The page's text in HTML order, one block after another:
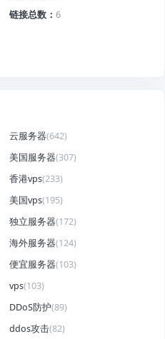
链接总数
6
云服务器(642)
美国服务器(307)
香港vps(233)
美国vps(195)
独立服务器(172)
海外服务器(124)
便宜服务器(103)
vps(103)
DDoS防护(89)
ddos攻击(82)